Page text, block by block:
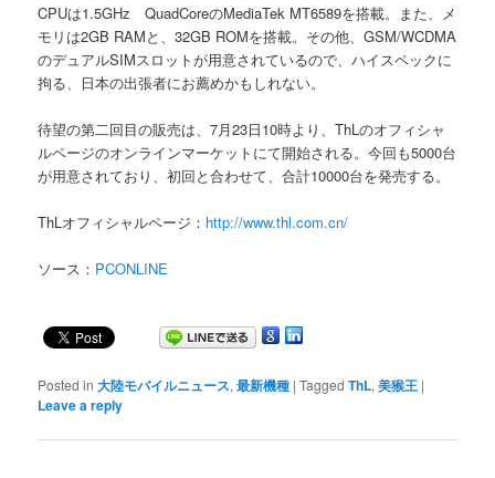
CPUは1.5GHz QuadCoreのMediaTek MT6589を搭載。また、メ
モリは2GB RAMと、32GB ROMを搭載。その他、GSM/WCDMA
のデュアルSIMスロットが用意されているので、ハイスペックに
拘る、日本の出張者にお薦めかもしれない。
待望の第二回目の販売は、7月23日10時より、ThLのオフィシャ
ルページのオンラインマーケットにて開始される。今回も5000台
が用意されており、初回と合わせて、合計10000台を発売する。
ThLオフィシャルページ： http://www.thl.com.cn/
ソース： PCONLINE
Posted in 大陸モバイルニュース,最新機種 |Tagged ThL,美猴王 |
Leave a reply